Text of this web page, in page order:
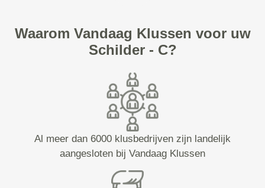
Waarom Vandaag Klussen voor uw
Schilder - C?
Al meer dan 6000 klusbedrijven zijn landelijk
aangesloten bij Vandaag Klussen